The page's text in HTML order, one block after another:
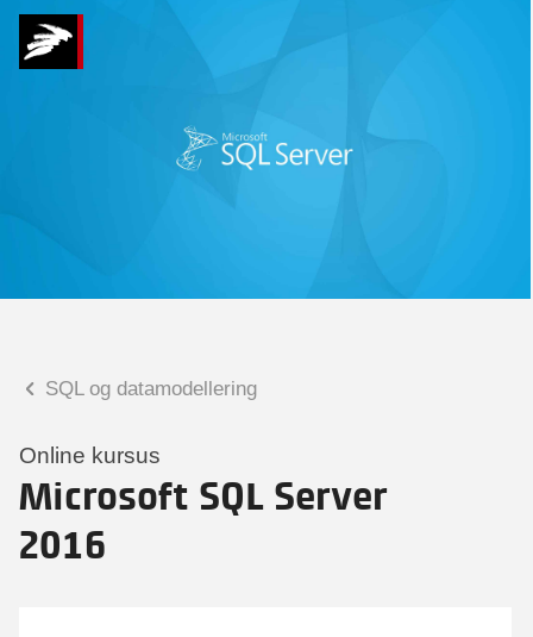
SQL og datamodellering
Online kursus
Microsoft SQL Server
2016
Tobias Bladt Haarder